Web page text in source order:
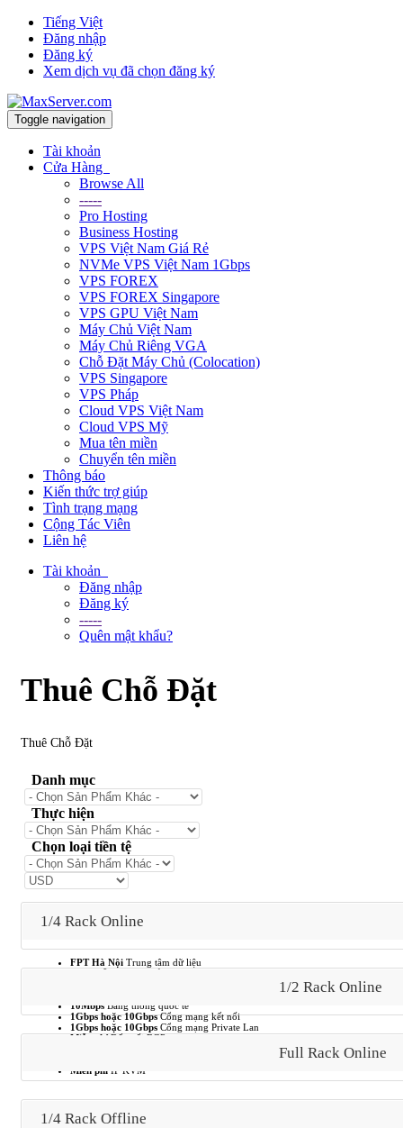
Tiếng Việt
Đăng nhập
Đăng ký
Xem dịch vụ đã chọn đăng ký
Toggle navigation
Tài khoản
Cửa Hàng
Browse All
-----
Pro Hosting
Business Hosting
VPS Việt Nam Giá Rẻ
NVMe VPS Việt Nam 1Gbps
VPS FOREX
VPS FOREX Singapore
VPS GPU Việt Nam
Máy Chủ Việt Nam
Máy Chủ Riêng VGA
Chỗ Đặt Máy Chủ (Colocation)
VPS Singapore
VPS Pháp
Cloud VPS Việt Nam
Cloud VPS Mỹ
Mua tên miền
Chuyển tên miền
Thông báo
Kiến thức trợ giúp
Tình trạng mạng
Cộng Tác Viên
Liên hệ
Tài khoản
Đăng nhập
Đăng ký
-----
Quên mật khẩu?
Thuê Chỗ Đặt
Thuê Chỗ Đặt
Danh mục
Thực hiện
Chọn loại tiền tệ
1/4 Rack Online
FPT Hà Nội Trung tâm dữ liệu
Chỗ đặt máy chủ
10Mbps Băng thông quốc tế
1Gbps hoặc 10GbpsCổng mạng kết nối
1Gbps hoặc 10Gbps Cổng mạng Private Lan
Miễn phíĐấu nối BGP
Miễn phí IP KVM
1/2 Rack Online
Full Rack Online
1/4 Rack Offline